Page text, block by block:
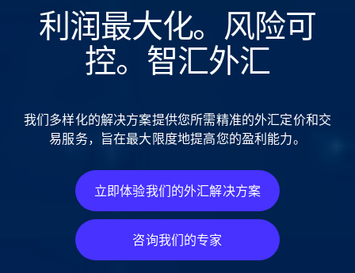
利润最大化。风险可
控。智汇外汇
我们多样化的解决方案提供您所需精准的外汇定价和交
易服务，旨在最大限度地提高您的盈利能力。
立即体验我们的外汇解决方案
咨询我们的专家